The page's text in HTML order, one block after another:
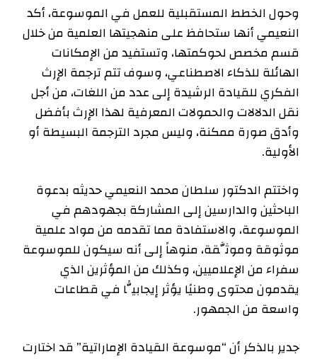
وحول الخطط المستقبلية للعمل في الموسوعة، أكد
النعيمي أنها ستحافظ على منهجيتها العلمية من خلال
قسم مخصص لحوكمتها، وتستفيد من الإمكانات
الهائلة للذكاء الاصطناعي، وسوف تتم ترجمة الإرث
الفكري للقيادة الرشيدة إلى عدد من اللغات، من أجل
نقل الدلالات والحمولات المعرفية لهذا الإرث بأفضل
وأدق صورة ممكنة، وليس مجرد الترجمة البسيطة أو
الأولية.
واختتم الدكتور سلطان محمد النعيمي حديثه بدعوة
الباحثين والدارسين إلى المشاركة بجهودهم في
الموسوعة، والاستفادة مما تقدمه من مواد علمية
موثوقة وموثَّقة، منوهاً إلى أنه سيكون للموسوعة
سفراء من الإعلاميين، وكذلك من المؤثرين الذي
يقدمون محتوى وطنيًا يؤثر إيجابيًّا في قطاعات
واسعة من الجمهور.
جدير بالذكر أن “موسوعة القيادة الإماراتية” قد اختارت